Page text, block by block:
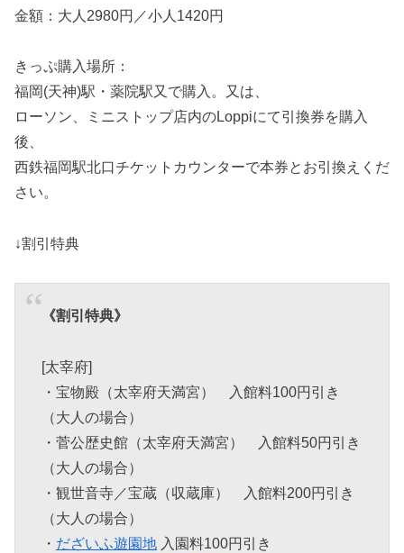
金額：大人2980円／小人1420円
きっぷ購入場所：
福岡(天神)駅・薬院駅又で購入。又は、
ローソン、ミニストップ店内のLoppiにて引換券を購入
後、
西鉄福岡駅北口チケットカウンターで本券とお引換えくだ
さい。
↓割引特典
《割引特典》
[太宰府]
・宝物殿（太宰府天満宮） 入館料100円引き
（大人の場合）
・菅公歴史館（太宰府天満宮） 入館料50円引き
（大人の場合）
・観世音寺／宝蔵（収蔵庫） 入館料200円引き
（大人の場合）
・ だざいふ遊園地入園料100円引き